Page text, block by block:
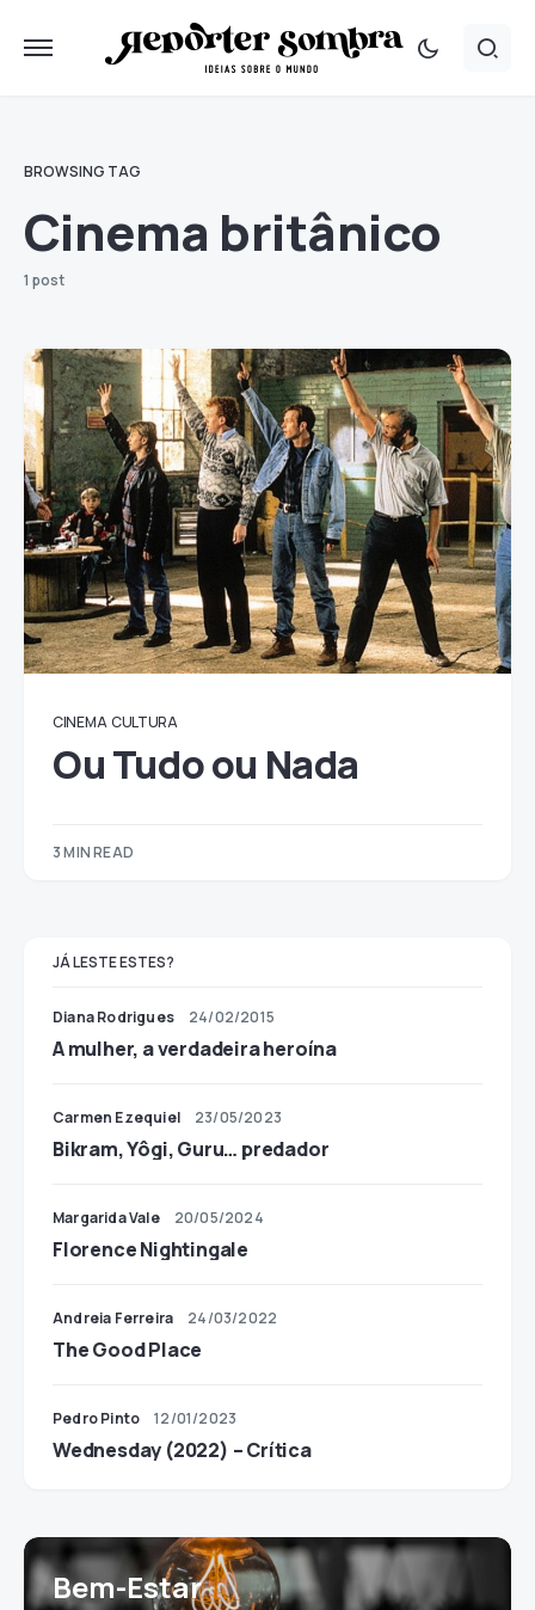
BROWSING TAG
Cinema britânico
1 post
CINEMA CULTURA
Ou Tudo ou Nada
3 MIN READ
JÁ LESTE ESTES?
Diana Rodrigues 24/02/2015
A mulher, a verdadeira heroína
Carmen Ezequiel 23/05/2023
Bikram, Yôgi, Guru… predador
Margarida Vale 20/05/2024
Florence Nightingale
Andreia Ferreira 24/03/2022
The Good Place
Pedro Pinto 12/01/2023
Wednesday (2022) – Crítica
Bem-Estar